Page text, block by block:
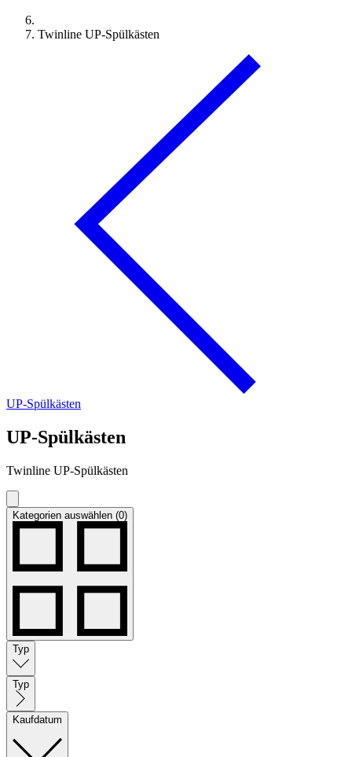
Twinline UP-Spülkästen
UP-Spülkästen
UP-Spülkästen
Twinline UP-Spülkästen
Kategorien auswählen (0)
Typ
Typ
Kaufdatum